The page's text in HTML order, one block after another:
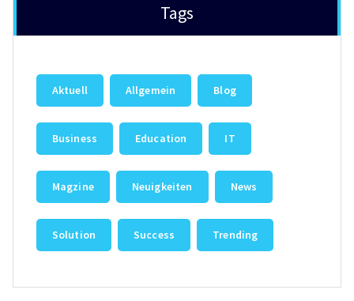
Tags
Aktuell Allgemein Blog
Business Education IT
Magzine Neuigkeiten News
Solution Success Trending